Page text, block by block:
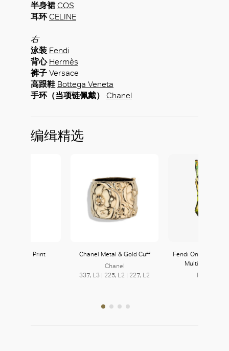
半身裙 COS
耳环 CELINE
右
泳装 Fendi
背心 Hermès
裤子 Versace
高跟鞋 Bottega Veneta
手环（当项链佩戴）
Chanel
编缉精选
Jungle Print
Chanel Metal & Gold Cuff
Chanel
337, L3 | 225, L2 | 227, L2
Fendi One-Piece
Multicolour
FENDI 芬迪